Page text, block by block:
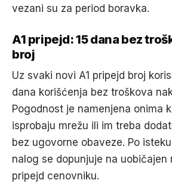
vezani su za period boravka.
A1 pripejd: 15 dana bez
broj
Uz svaki novi A1 pripejd broj
dana korišćenja bez troškova
Pogodnost je namenjena onima
isprobaju mrežu ili im treba
bez ugovorne obaveze. Po
nalog se dopunjuje na uobičajen
pripejd cenovniku.